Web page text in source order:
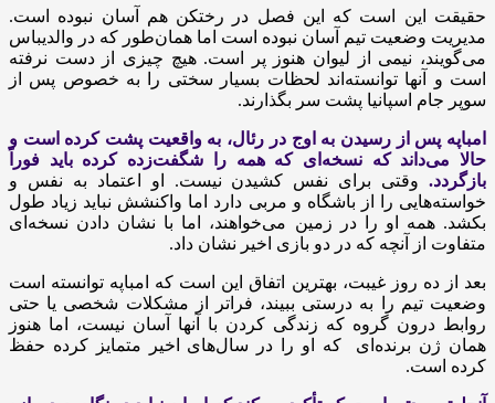
حقیقت این است که این فصل در رختکن هم آسان نبوده است.
مدیریت وضعیت تیم آسان نبوده است اما همان‌طور که در والدیباس
می‌گویند، نیمی از لیوان هنوز پر است. هیچ چیزی از دست نرفته
است و آنها توانسته‌اند لحظات بسیار سختی را به خصوص پس از
سوپر جام اسپانیا پشت سر بگذارند.
امباپه پس از رسیدن به اوج در رئال، به واقعیت پشت کرده است و
حالا می‌داند که نسخه‌ای که همه را شگفت‌زده کرده باید فوراً
بازگردد. وقتی برای نفس کشیدن نیست. او اعتماد به نفس و
خواسته‌هایی را از باشگاه و مربی دارد اما واکنشش نباید زیاد طول
بکشد. همه او را در زمین می‌خواهند، اما با نشان دادن نسخه‌ای
متفاوت از آنچه که در دو بازی اخیر نشان داد.
بعد از ده روز غیبت، بهترین اتفاق این است که امباپه توانسته است
وضعیت تیم را به درستی ببیند، فراتر از مشکلات شخصی یا حتی
روابط درون گروه که زندگی کردن با آنها آسان نیست، اما هنوز
همان ژن برنده‌ای که او را در سال‌های اخیر متمایز کرده حفظ
کرده است.